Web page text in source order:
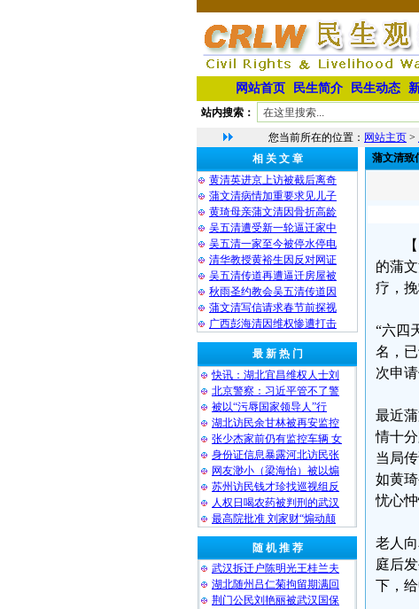
网站首页 民生简介 民生动态
站内搜索：
您当前所在的位置： 网站主页 >
相 关 文 章
黄清英进京上访被截后离奇
蒲文清病情加重要求见儿子
黄琦母亲蒲文清因骨折高龄
吴五清遭受新一轮逼迁家中
吴五清一家至今被停水停电
清华教授黄裕生因反对网证
吴五清传道再遭逼迁房屋被
秋雨圣约教会吴五清传道因
蒲文清写信请求春节前探视
广西彭海清因维权惨遭打击
最 新 热 门
快讯：湖北宜昌维权人士刘
北京警察：习近平管不了警
被以“污辱国家领导人”行
湖北访民余甘林被再安监控
张少杰家前仍有监控车辆 女
身份证信息暴露河北访民张
网友渺小（梁海怡）被以煽
苏州访民钱才珍找巡视组反
人权日喝农药被判刑的武汉
最高院批准 刘家财“煽动颠
随 机 推 荐
武汉拆迁户陈明光王桂兰夫
湖北随州吕仁菊拘留期满回
荆门公民刘艳丽被武汉国保
蒲文清致
的蒲
疗，挽
“六四
名，
次申
最近
情十
当局
如黄
忧心忡
老人
庭后
下，